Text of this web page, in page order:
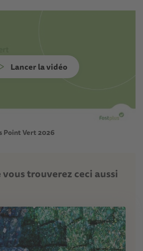
Lancer la vidéo
Point Vert 2026
trouverez ceci aussi